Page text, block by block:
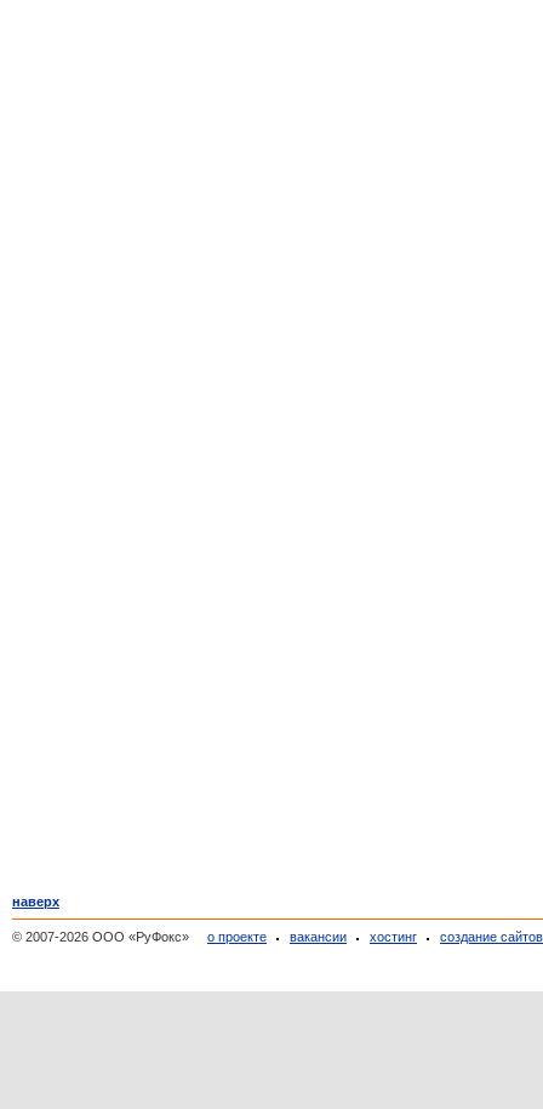
наверх
© 2007-2026 ООО «РуФокс» о проекте вакансии хостинг создание сайтов